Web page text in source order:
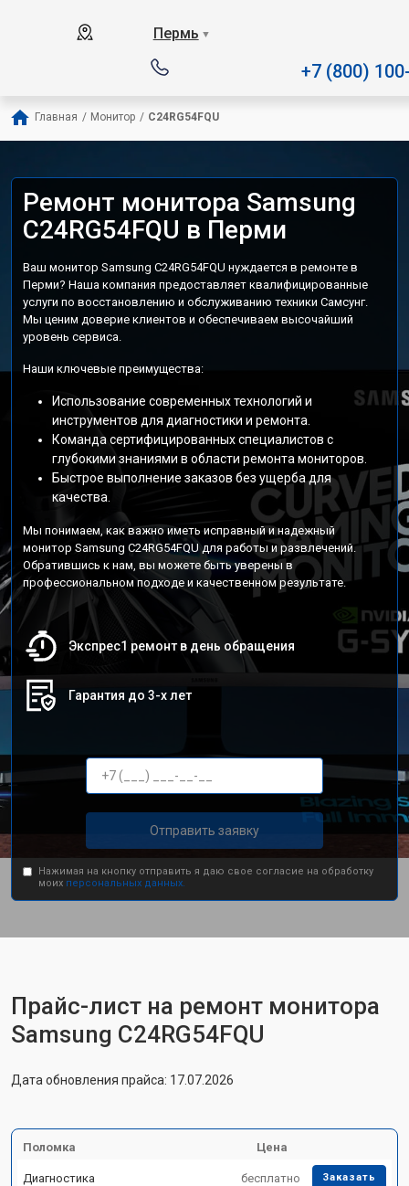
Пермь ▼
+7 (800)
Главная / Монитор / C24RG54FQU
Ремонт монитора Samsung
C24RG54FQU в Перми
Ваш монитор Samsung C24RG54FQU нуждается в ремонте в
Перми? Наша компания предоставляет квалифицированные
услуги по восстановлению и обслуживанию техники Самсунг.
Мы ценим доверие клиентов и обеспечиваем высочайший
уровень сервиса.
Наши ключевые преимущества:
Использование современных технологий и
инструментов для диагностики и ремонта.
Команда сертифицированных специалистов с
глубокими знаниями в области ремонта мониторов.
Быстрое выполнение заказов без ущерба для
качества.
Мы понимаем, как важно иметь исправный и надежный
монитор Samsung C24RG54FQU для работы и развлечений.
Обратившись к нам, вы можете быть уверены в
профессиональном подходе и качественном результате.
Экспрес1 ремонт в день обращения
Гарантия до 3-х лет
Отправить заявку
Нажимая на кнопку отправить я даю свое согласие на обработку
моих персональных данных.
Прайс-лист на ремонт монитора
Samsung C24RG54FQU
Дата обновления прайса: 17.07.2026
Поломка Цена
Диагностика бесплатно Заказать